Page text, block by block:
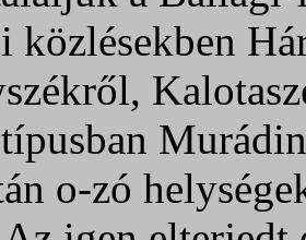
közlésekben
o-zó